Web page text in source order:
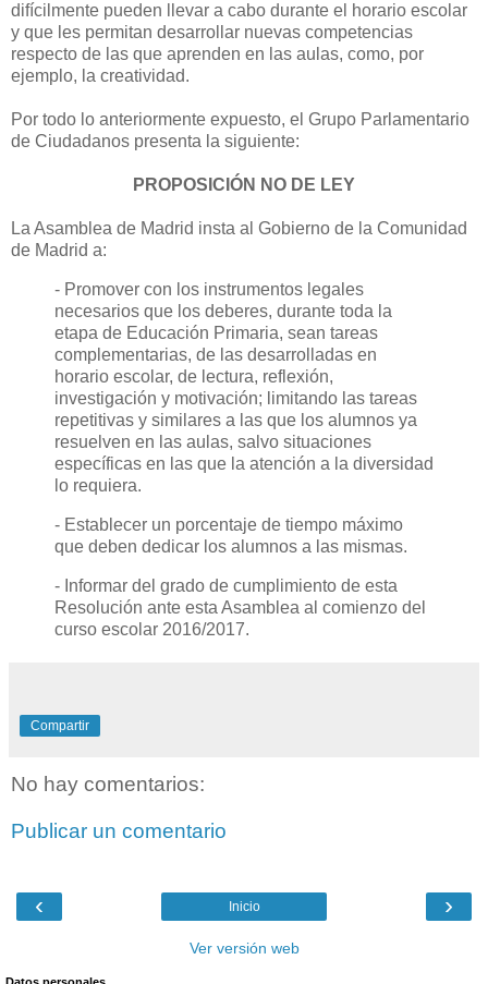
difícilmente pueden llevar a cabo durante el horario escolar
y que les permitan desarrollar nuevas competencias
respecto de las que aprenden en las aulas, como, por
ejemplo, la creatividad.
Por todo lo anteriormente expuesto, el Grupo Parlamentario
de Ciudadanos presenta la siguiente:
PROPOSICIÓN NO DE LEY
La Asamblea de Madrid insta al Gobierno de la Comunidad
de Madrid a:
- Promover con los instrumentos legales
necesarios que los deberes, durante toda la
etapa de Educación Primaria, sean tareas
complementarias, de las desarrolladas en
horario escolar, de lectura, reflexión,
investigación y motivación; limitando las tareas
repetitivas y similares a las que los alumnos ya
resuelven en las aulas, salvo situaciones
específicas en las que la atención a la diversidad
lo requiera.
- Establecer un porcentaje de tiempo máximo
que deben dedicar los alumnos a las mismas.
- Informar del grado de cumplimiento de esta
Resolución ante esta Asamblea al comienzo del
curso escolar 2016/2017.
Compartir
No hay comentarios:
Publicar un comentario
‹ ›
Inicio
Ver versión web